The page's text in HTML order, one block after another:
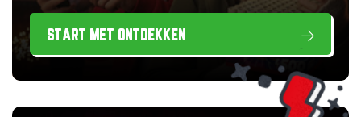
START MET ONTDEKKEN